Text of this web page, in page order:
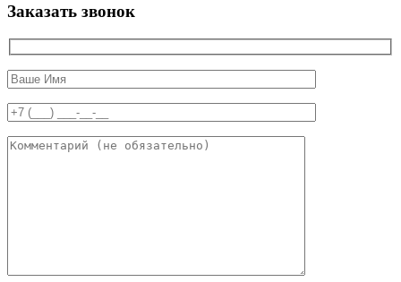
Заказать звонок